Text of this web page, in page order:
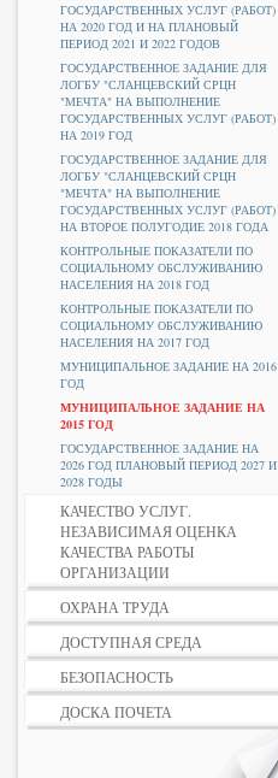
ГОСУДАРСТВЕННЫХ УСЛУГ (РАБОТ)
НА 2020 ГОД И НА ПЛАНОВЫЙ
ПЕРИОД 2021 И 2022 ГОДОВ
ГОСУДАРСТВЕННОЕ ЗАДАНИЕ ДЛЯ
ЛОГБУ "СЛАНЦЕВСКИЙ СРЦН
"МЕЧТА" НА ВЫПОЛНЕНИЕ
ГОСУДАРСТВЕННЫХ УСЛУГ (РАБОТ)
НА 2019 ГОД
ГОСУДАРСТВЕННОЕ ЗАДАНИЕ ДЛЯ
ЛОГБУ "СЛАНЦЕВСКИЙ СРЦН
"МЕЧТА" НА ВЫПОЛНЕНИЕ
ГОСУДАРСТВЕННЫХ УСЛУГ (РАБОТ)
НА ВТОРОЕ ПОЛУГОДИЕ 2018 ГОДА
КОНТРОЛЬНЫЕ ПОКАЗАТЕЛИ ПО
СОЦИАЛЬНОМУ ОБСЛУЖИВАНИЮ
НАСЕЛЕНИЯ НА 2018 ГОД
КОНТРОЛЬНЫЕ ПОКАЗАТЕЛИ ПО
СОЦИАЛЬНОМУ ОБСЛУЖИВАНИЮ
НАСЕЛЕНИЯ НА 2017 ГОД
МУНИЦИПАЛЬНОЕ ЗАДАНИЕ НА 2016
ГОД
МУНИЦИПАЛЬНОЕ ЗАДАНИЕ НА
2015 ГОД
ГОСУДАРСТВЕННОЕ ЗАДАНИЕ НА
2026 ГОД ПЛАНОВЫЙ ПЕРИОД 2027 И
2028 ГОДЫ
КАЧЕСТВО УСЛУГ.
НЕЗАВИСИМАЯ ОЦЕНКА
КАЧЕСТВА РАБОТЫ
ОРГАНИЗАЦИИ
ОХРАНА ТРУДА
ДОСТУПНАЯ СРЕДА
БЕЗОПАСНОСТЬ
ДОСКА ПОЧЕТА